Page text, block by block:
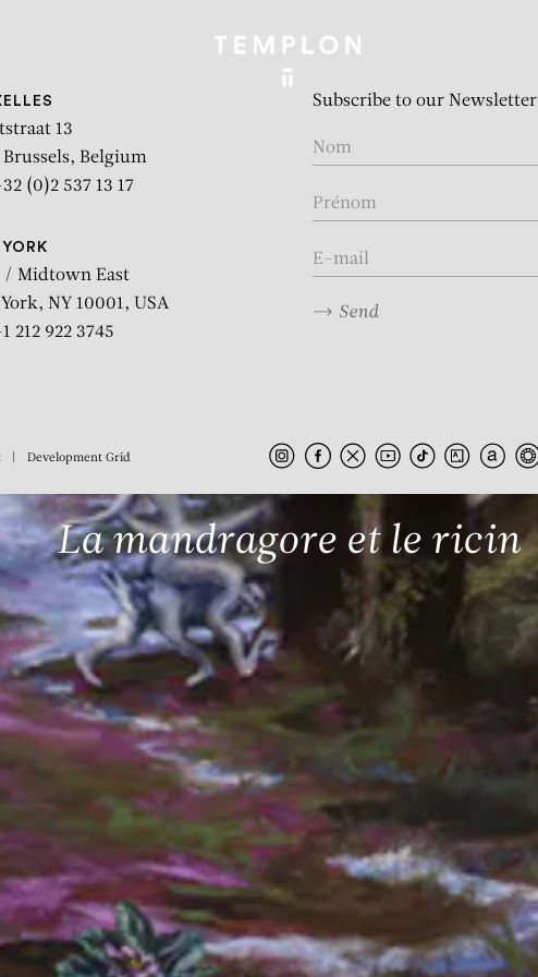
La mandragore et le ricin
13
Brussels, Belgium
(0)2 537 13 17
/ Midtown East
NY 10001, USA
212 922 3745
Subscribe to our Newsletter
Send
Development Grid